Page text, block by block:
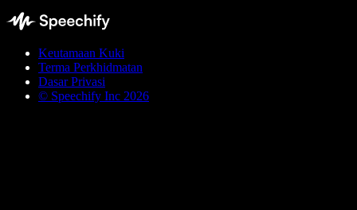
Keutamaan Kuki
Terma Perkhidmatan
Dasar Privasi
© Speechify Inc 2026